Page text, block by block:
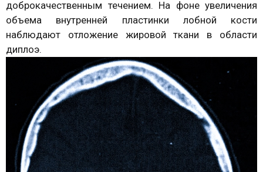
доброкачественным течением. На фоне увеличения
объема внутренней пластинки лобной кости
наблюдают отложение жировой ткани в области
диплоэ.